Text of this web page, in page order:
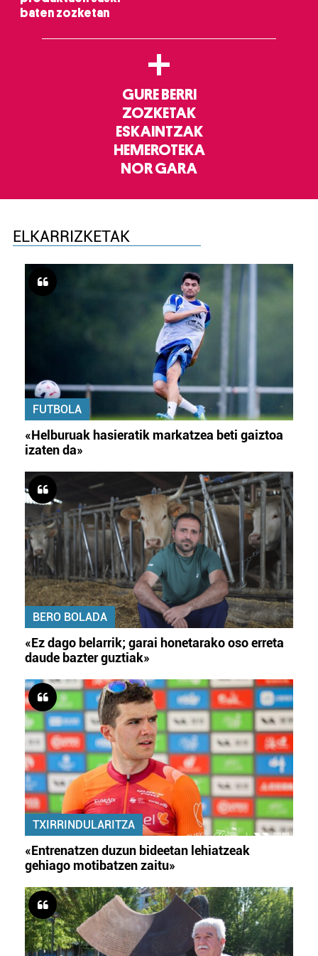
baten zozketan
+
GURE BERRI
ZOZKETAK
ESKAINTZAK
HEMEROTEKA
NOR GARA
ELKARRIZKETAK
FUTBOLA
«Helburuak hasieratik markatzea beti gaiztoa
izaten da»
BERO BOLADA
«Ez dago belarrik; garai honetarako oso erreta
daude bazter guztiak»
TXIRRINDULARITZA
«Entrenatzen duzun bideetan lehiatzeak
gehiago motibatzen zaitu»